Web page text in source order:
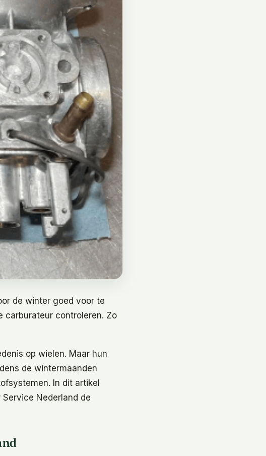
de winter goed voor te
carburateur controleren. Zo
op wielen. Maar hun
de wintermaanden
In dit artikel
Nederland de